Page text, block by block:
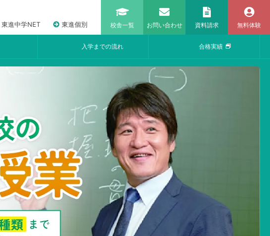
東進中学NET 東進個別 校舎一覧 お問い合わせ 資料請求 無料体験
入学までの流れ 合格実績